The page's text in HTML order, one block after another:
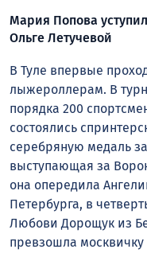
Мария Попова
Ольге Летучевой
В Туле впервые
лыжероллерам. В
порядка 200
состоялись
серебряную медаль
выступающая за
она опередила
Петербурга, в
Любови Дорощук из
превзошла